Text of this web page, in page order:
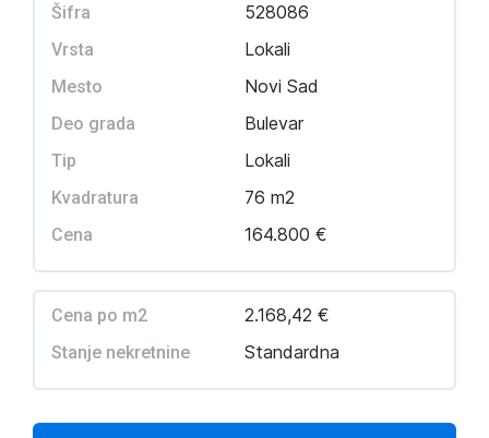
Šifra 528086
Vrsta Lokali
Mesto Novi Sad
Deo grada Bulevar
Tip Lokali
Kvadratura 76 m2
Cena 164.800 €
Cena po m2 2.168,42 €
Stanje nekretnine Standardna